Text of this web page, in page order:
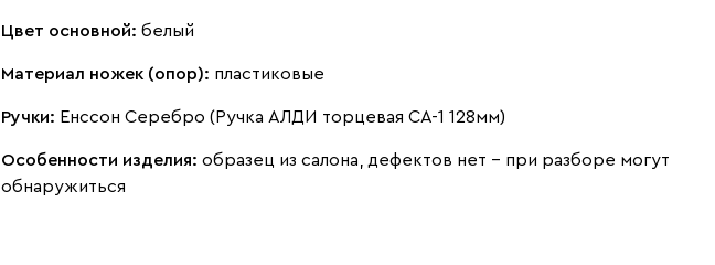
Цвет основной: белый
Материал ножек (опор): пластиковые
Ручки: Енссон Серебро (Ручка АЛДИ торцевая CA-1 128мм)
Особенности изделия: образец из салона, дефектов нет - при разборе могут
обнаружиться